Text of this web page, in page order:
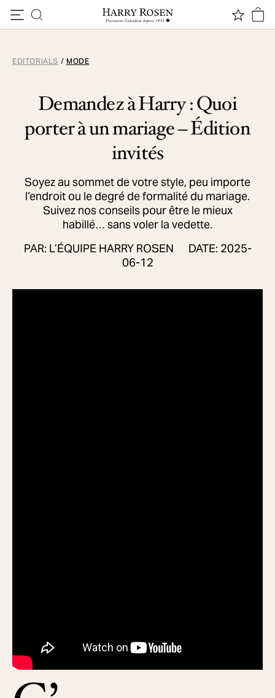
EDITORIALS / MODE
Demandez à Harry : Quoi
porter à un mariage – Édition
invités
Soyez au sommet de votre style, peu importe
l’endroit ou le degré de formalité du mariage.
Suivez nos conseils pour être le mieux
habillé… sans voler la vedette.
PAR: L’ÉQUIPE HARRY ROSEN
DATE: 2025-
06-12